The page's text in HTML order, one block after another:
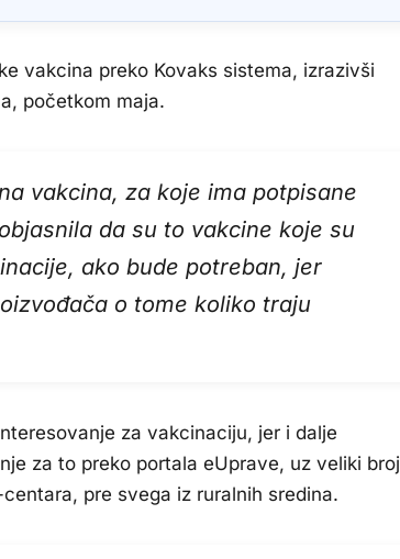
vakcina preko Kovaks sistema, izrazivši
početkom maja.
vakcina, za koje ima potpisane
da su to vakcine koje su
ako bude potreban, jer
o tome koliko traju
za vakcinaciju, jer i dalje
za to preko portala eUprave, uz veliki broj
pre svega iz ruralnih sredina.